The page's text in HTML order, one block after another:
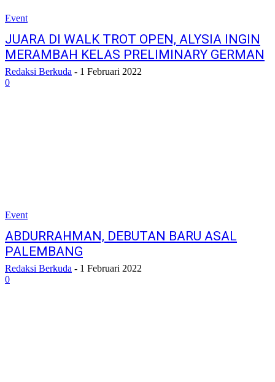
Event
JUARA DI WALK TROT OPEN, ALYSIA INGIN
MERAMBAH KELAS PRELIMINARY GERMAN
Redaksi Berkuda - 1 Februari 2022
0
Event
ABDURRAHMAN, DEBUTAN BARU ASAL
PALEMBANG
Redaksi Berkuda - 1 Februari 2022
0